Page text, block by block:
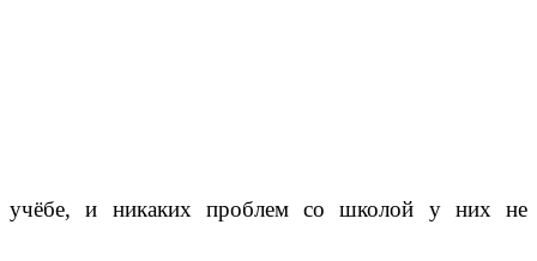
учёбе, и никаких проблем со школой у них не